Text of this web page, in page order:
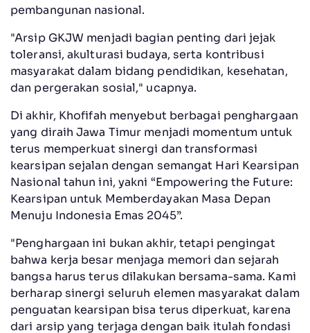
pembangunan nasional.
"Arsip GKJW menjadi bagian penting dari jejak
toleransi, akulturasi budaya, serta kontribusi
masyarakat dalam bidang pendidikan, kesehatan,
dan pergerakan sosial," ucapnya.
Di akhir, Khofifah menyebut berbagai penghargaan
yang diraih Jawa Timur menjadi momentum untuk
terus memperkuat sinergi dan transformasi
kearsipan sejalan dengan semangat Hari Kearsipan
Nasional tahun ini, yakni “Empowering the Future:
Kearsipan untuk Memberdayakan Masa Depan
Menuju Indonesia Emas 2045”.
"Penghargaan ini bukan akhir, tetapi pengingat
bahwa kerja besar menjaga memori dan sejarah
bangsa harus terus dilakukan bersama-sama. Kami
berharap sinergi seluruh elemen masyarakat dalam
penguatan kearsipan bisa terus diperkuat, karena
dari arsip yang terjaga dengan baik itulah fondasi